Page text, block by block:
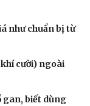
như chuẩn bị từ
cười) ngoài
gan, biết dùng